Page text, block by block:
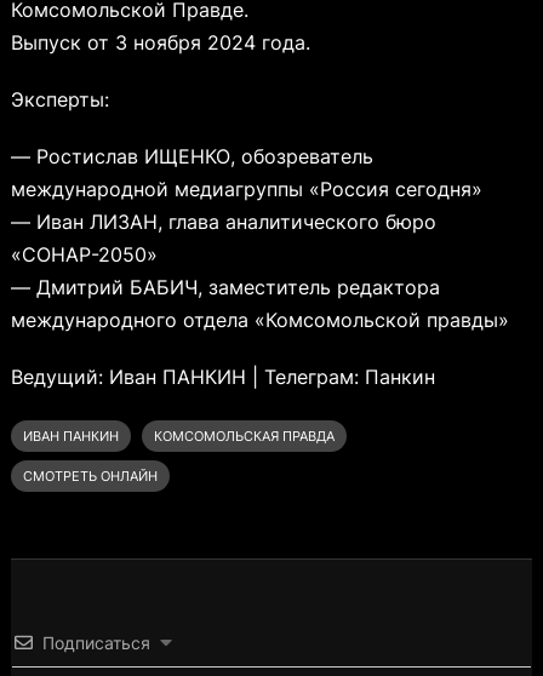
Комсомольской Правде.
Выпуск от 3 ноября 2024 года.
Эксперты:
— Ростислав ИЩЕНКО, обозреватель
международной медиагруппы «Россия сегодня»
— Иван ЛИЗАН, глава аналитического бюро
«СОНАР-2050»
— Дмитрий БАБИЧ, заместитель редактора
международного отдела «Комсомольской правды»
Ведущий: Иван ПАНКИН | Телеграм: Панкин
ИВАН ПАНКИН КОМСОМОЛЬСКАЯ ПРАВДА
СМОТРЕТЬ ОНЛАЙН
Подписаться